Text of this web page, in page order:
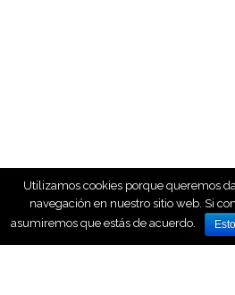
Utilizamos cookies porque queremos
navegación en nuestro sitio web. Si
asumiremos que estás de acuerdo.